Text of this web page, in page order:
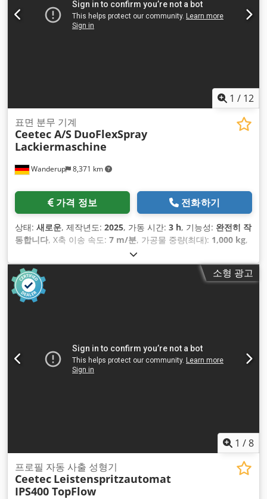
1 / 12
Wanderup 8,371 km
표면 분무 기계
Ceetec A/S DuoFlexSpray
Lackiermaschine
가격 정보 전화하기
상태: 새로운, 제작년도: 2025, 가동 시간: 3 h, 기능성: 완전히 작
동합니다, X축 이송 속도: 7 m/분, 가공물 중량(최대): 1,000 kg,
, 체적 유량:8,000 ㎥/h
2025, 총중량:3,200 kg, 입력 전류 유형:삼상, 통과 높이:210
mm, 총 높이: , 총 폭:3,500
mm, 작업 높이:
소형 광고
1 /8
프로필 자동 사출 성형기
Ceetec Leistenspritzautomat
IPS400 TopFlow